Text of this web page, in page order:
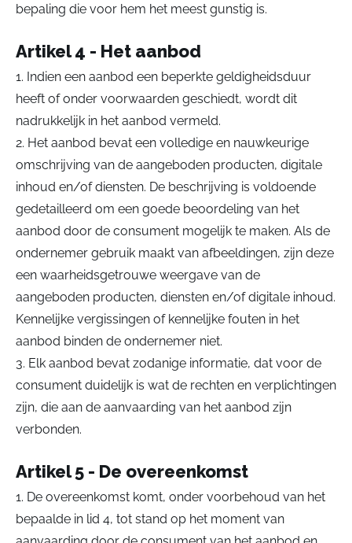
bepaling die voor hem het meest gunstig is.
Artikel 4 - Het aanbod
1. Indien een aanbod een beperkte geldigheidsduur
heeft of onder voorwaarden geschiedt, wordt dit
nadrukkelijk in het aanbod vermeld.
2. Het aanbod bevat een volledige en nauwkeurige
omschrijving van de aangeboden producten, digitale
inhoud en/of diensten. De beschrijving is voldoende
gedetailleerd om een goede beoordeling van het
aanbod door de consument mogelijk te maken. Als de
ondernemer gebruik maakt van afbeeldingen, zijn deze
een waarheidsgetrouwe weergave van de
aangeboden producten, diensten en/of digitale inhoud.
Kennelijke vergissingen of kennelijke fouten in het
aanbod binden de ondernemer niet.
3. Elk aanbod bevat zodanige informatie, dat voor de
consument duidelijk is wat de rechten en verplichtingen
zijn, die aan de aanvaarding van het aanbod zijn
verbonden.
Artikel 5 - De overeenkomst
1. De overeenkomst komt, onder voorbehoud van het
bepaalde in lid 4, tot stand op het moment van